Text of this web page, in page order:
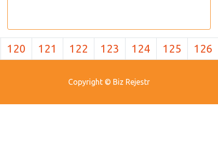
120 121 122 123 124 125 126
Copyright © Biz Rejestr